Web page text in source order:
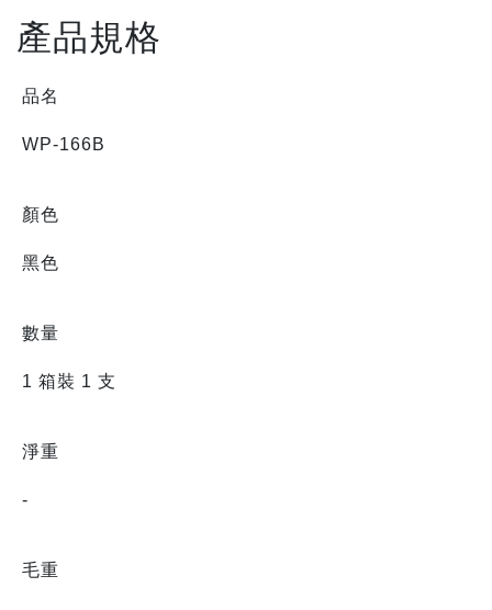
產品規格
品名
WP-166B
顏色
黑色
數量
1 箱裝 1 支
淨重
-
毛重